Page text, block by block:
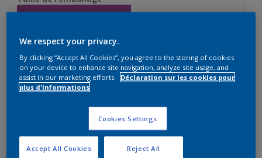
Calculer
Ce produit n'est pas destiné à la vente en ligne et ne
peut être acheté que dans des magasins sélectionnés.
We respect your privacy.
By clicking “Accept All Cookies”, you agree to the storing of cookies
on your device to enhance site navigation, analyze site usage, and
assist in our marketing efforts.
Déclaration sur les cookies pour
plus d'informations
Cookies Settings
Reject All
Accept All Cookies